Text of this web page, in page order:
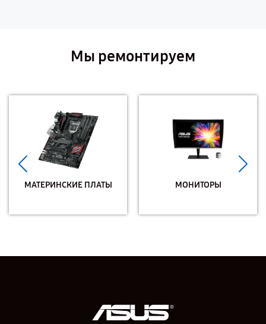
Мы ремонтируем
МАТЕРИНСКИЕ ПЛАТЫ МОНИТОРЫ